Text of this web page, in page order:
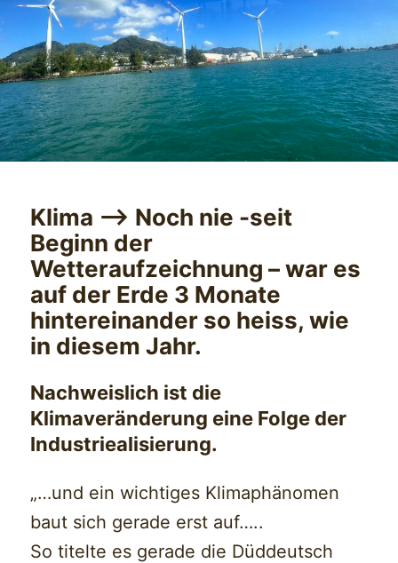
Klima —> Noch nie -seit
Beginn der
Wetteraufzeichnung – war es
auf der Erde 3 Monate
hintereinander so heiss, wie
in diesem Jahr.
Nachweislich ist die
Klimaveränderung eine Folge der
Industriealisierung.
„…und ein wichtiges Klimaphänomen
baut sich gerade erst auf…..
So titelte es gerade die Düddeutsch